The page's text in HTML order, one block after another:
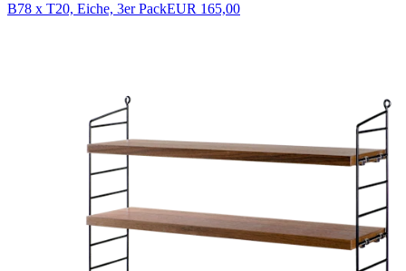
B78 x T20, Eiche, 3er PackEUR 165,00